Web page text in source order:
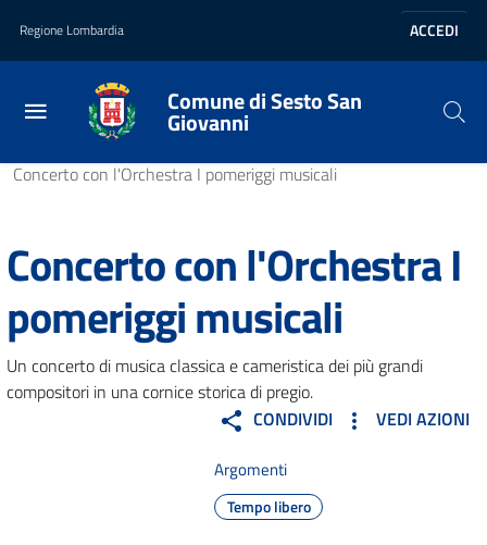
Vai al contenuto principale
Vai al footer
Regione Lombardia ACCEDI
Comune di Sesto San
Giovanni
Vivere il comune
Concerto con l'Orchestra I pomeriggi musicali
Concerto con l'Orchestra I
pomeriggi musicali
Un concerto di musica classica e cameristica dei più grandi
compositori in una cornice storica di pregio.
CONDIVIDI
VEDI AZIONI
Argomenti
Tempo libero